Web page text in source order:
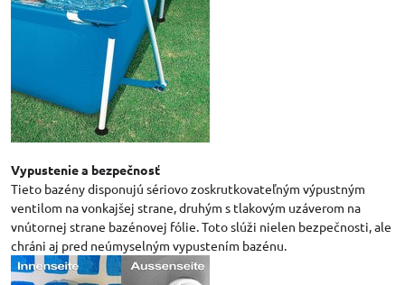
Vypustenie a bezpečnosť
Tieto bazény disponujú sériovo zoskrutkovateľným výpustným
ventilom na vonkajšej strane, druhým s tlakovým uzáverom na
vnútornej strane bazénovej fólie. Toto slúži nielen bezpečnosti, ale
chráni aj pred neúmyselným vypustením bazénu.